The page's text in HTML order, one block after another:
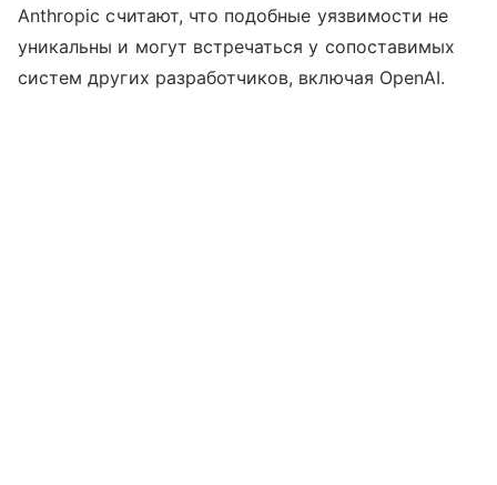
Anthropic считают, что подобные уязвимости не
уникальны и могут встречаться у сопоставимых
систем других разработчиков, включая OpenAI.